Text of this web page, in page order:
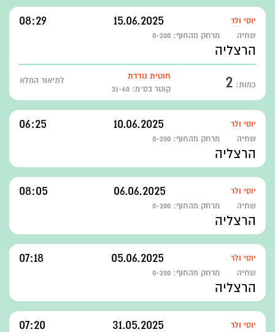
יוסי ולר 15.06.2025
08:29
שחיה מרחק מהחוף: 0-200
הרצליה
כמות: 2
חוטית נודדת
קוטר בס״מ: 31-60
לתיאור המלא
יוסי ולר 10.06.2025
06:25
שחיה מרחק מהחוף: 0-200
הרצליה
יוסי ולר 06.06.2025
08:05
שחיה מרחק מהחוף: 0-200
הרצליה
יוסי ולר 05.06.2025
07:18
שחיה מרחק מהחוף: 0-200
הרצליה
יוסי ולר 31.05.2025
07:20